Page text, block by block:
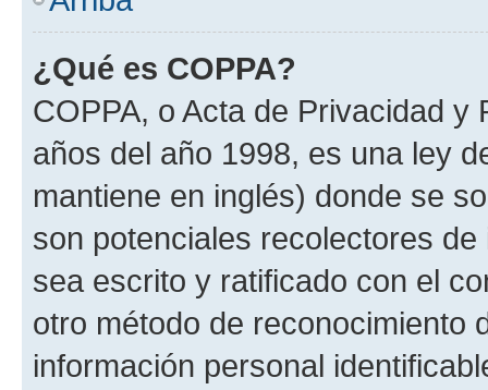
¿Qué es COPPA?
COPPA, o Acta de Privacidad
años del año 1998, es una ley
mantiene en inglés) donde se
son potenciales recolectores
sea escrito y ratificado con el
otro método de reconocimiento
información personal